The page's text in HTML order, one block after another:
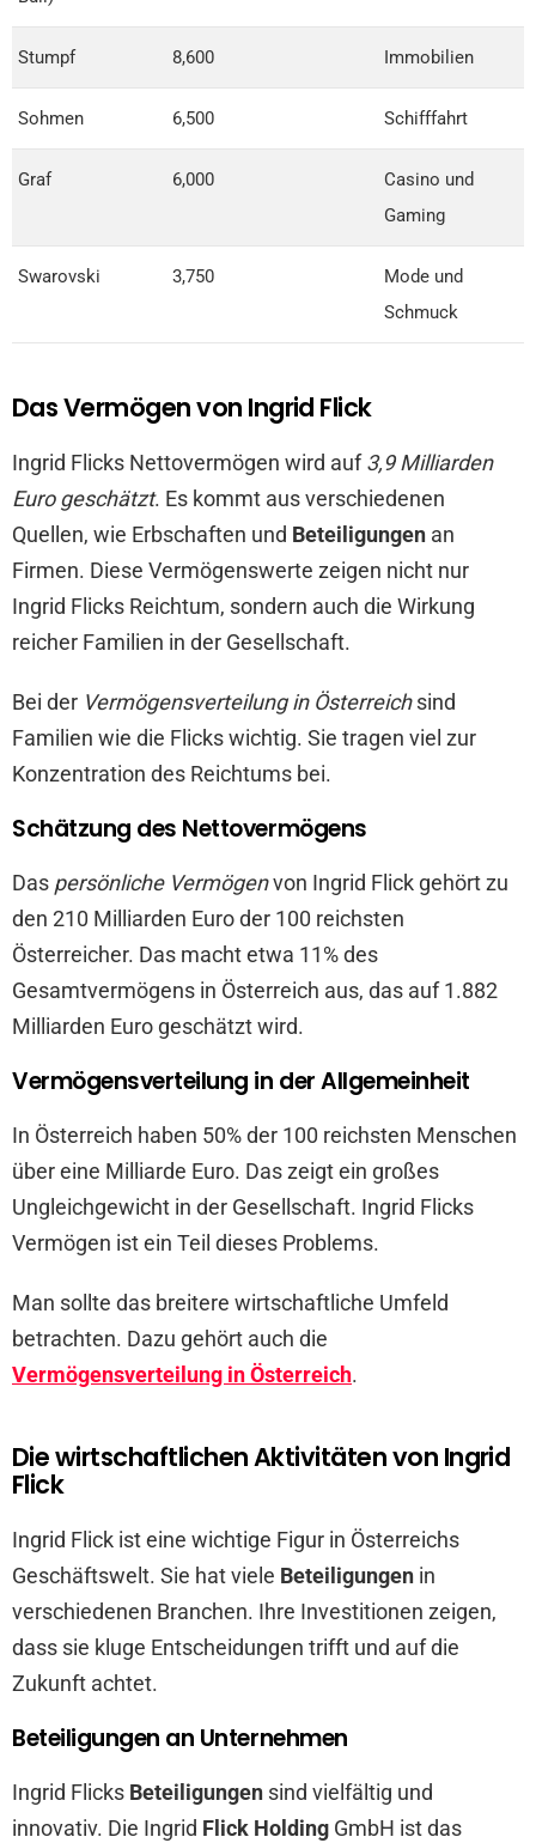
Stumpf 8,600 Immobilien
Sohmen 6,500 Schifffahrt
Graf 6,000
Casino und
Gaming
Swarovski 3,750
Mode und
Schmuck
Das Vermögen von Ingrid Flick
Ingrid Flicks Nettovermögen wird auf3,9 Milliarden
Euro geschätzt. Es kommt aus verschiedenen
Quellen, wie Erbschaften und Beteiligungen an
Firmen. Diese Vermögenswerte zeigen nicht nur
Ingrid Flicks Reichtum, sondern auch die Wirkung
reicher Familien in der Gesellschaft.
Bei der Vermögensverteilung in Österreichsind
Familien wie die Flicks wichtig. Sie tragen viel zur
Konzentration des Reichtums bei.
Schätzung des Nettovermögens
Das persönliche Vermögenvon Ingrid Flick gehört zu
den 210 Milliarden Euro der 100 reichsten
Österreicher. Das macht etwa 11% des
Gesamtvermögens in Österreich aus, das auf 1.882
Milliarden Euro geschätzt wird.
Vermögensverteilung in der Allgemeinheit
In Österreich haben 50% der 100 reichsten Menschen
über eine Milliarde Euro. Das zeigt ein großes
Ungleichgewicht in der Gesellschaft. Ingrid Flicks
Vermögen ist ein Teil dieses Problems.
Man sollte das breitere wirtschaftliche Umfeld
betrachten. Dazu gehört auch die
Vermögensverteilung in Österreich.
Die wirtschaftlichen Aktivitäten von Ingrid
Flick
Ingrid Flick ist eine wichtige Figur in Österreichs
Geschäftswelt. Sie hat viele Beteiligungen in
verschiedenen Branchen. Ihre Investitionen zeigen,
dass sie kluge Entscheidungen trifft und auf die
Zukunft achtet.
Beteiligungen an Unternehmen
Ingrid Flicks Beteiligungen sind vielfältig und
innovativ. Die Ingrid Flick Holding GmbH ist das